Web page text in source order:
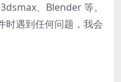
、Blender 等。
时遇到任何问题，我会